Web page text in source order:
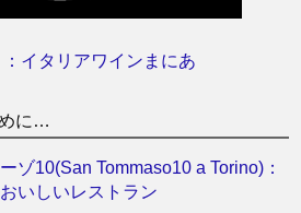
イタリアワインまにあ
に…
ゾ10(San Tommaso10 a Torino)：
いしいレストラン